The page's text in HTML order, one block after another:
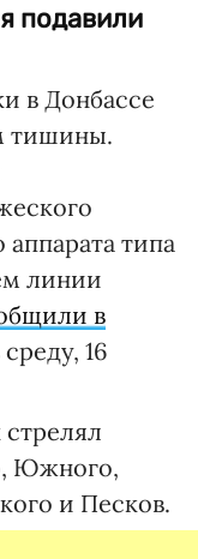
подавили
в Донбассе
тишины.
типа
линии
в
среду, 16
Южного,
и Песков.